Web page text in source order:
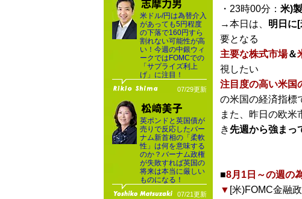
・23時00分： 米)
→本日は、 明日に[
要となる
主要な株式市場＆
視したい
注目度の高い米国
の米国の経済指標
また、昨日の欧米
き先週から強まっ
■8月1日～の週の
▼ [米)FOMC金融
米ドル/円は為替介入
があっても5円程度
の下落で160円すら
割れない可能性が高
い！今週の中銀ウィ
ークではFOMCでの
「サプライズ利上
げ」に注目！
07/29更新
英ポンドと英国債が
売りで反応したバー
ナム新首相の「柔軟
性」は何を意味する
のか？バーナム政権
が失敗すれば英国の
将来は本当に厳しい
ものになる！
07/21更新